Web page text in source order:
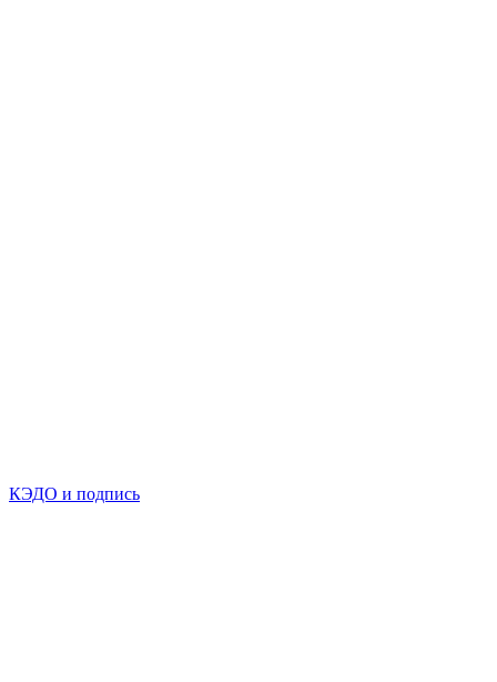
КЭДО и подпись